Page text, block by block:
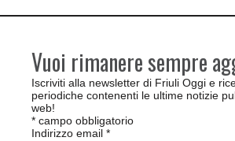
Vuoi rimanere sempre
Iscriviti alla newsletter di Friuli Oggi e
periodiche contenenti le ultime notizie
web!
* campo obbligatorio
Indirizzo email *